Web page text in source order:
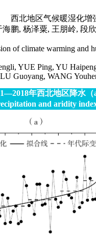
西北地区气候暖湿化增
鹏, 杨泽粟, 王朋岭, 段
of climate warming
YUE Ping, YU
Guoyang, WANG
年西北地区降水（
and aridity